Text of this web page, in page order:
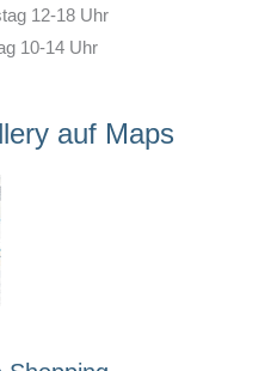
12-18 Uhr
10-14 Uhr
auf Maps